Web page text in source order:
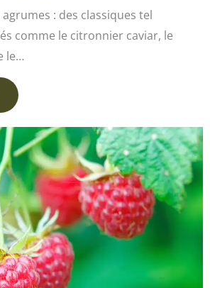
: des classiques tel
comme le citronnier caviar, le
le…